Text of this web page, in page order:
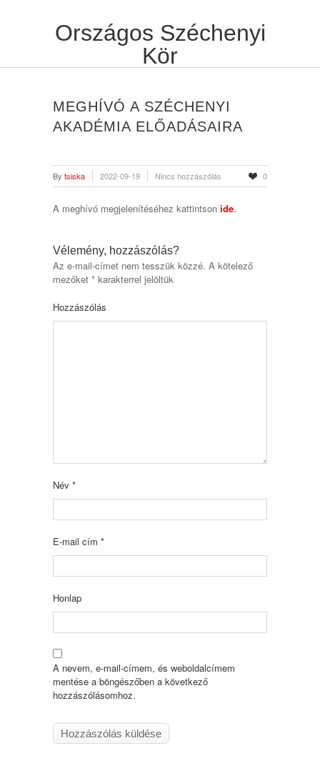
Országos Széchenyi
Kör
MEGHÍVÓ A SZÉCHENYI
AKADÉMIA ELŐADÁSAIRA
By tsiska 2022-09-19 Nincs hozzászólás 0
A meghívó megjelenítéséhez kattintson ide.
Vélemény, hozzászólás?
Az e-mail-címet nem tesszük közzé. A kötelező
mezőket * karakterrel jelöltük
Hozzászólás
Név *
E-mail cím *
Honlap
A nevem, e-mail-címem, és weboldalcímem
mentése a böngészőben a következő
hozzászólásomhoz.